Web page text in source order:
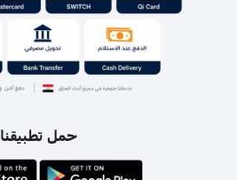
حمل تطبيقنا